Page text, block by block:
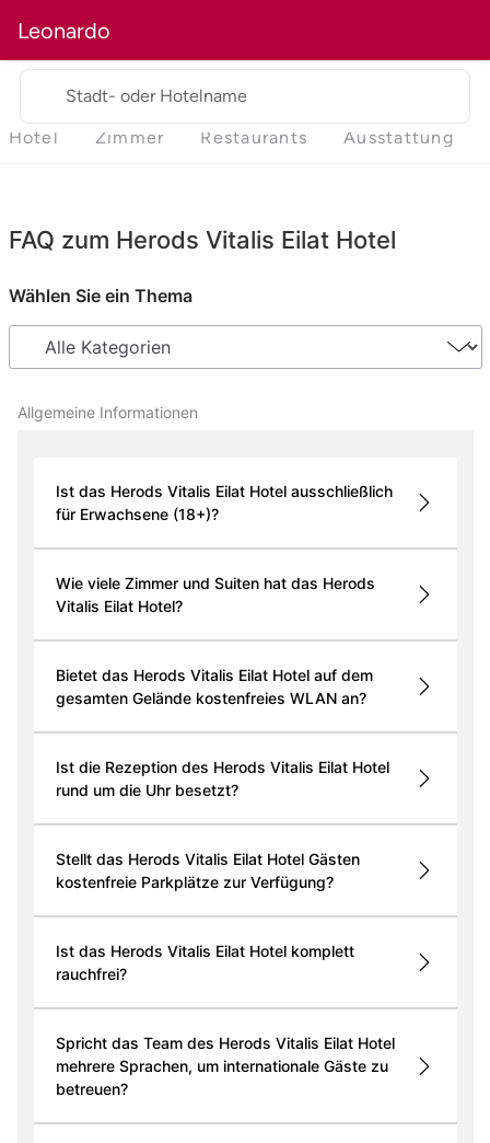
Leonardo
Stadt- oder Hotelname
Hotel Zimmer Restaurants Ausstattung
FAQ zum Herods Vitalis Eilat Hotel
Wählen Sie ein Thema
Allgemeine Informationen
Ist das Herods Vitalis Eilat Hotel ausschließlich
für Erwachsene (18+)?
Wie viele Zimmer und Suiten hat das Herods
Vitalis Eilat Hotel?
Bietet das Herods Vitalis Eilat Hotel auf dem
gesamten Gelände kostenfreies WLAN an?
Ist die Rezeption des Herods Vitalis Eilat Hotel
rund um die Uhr besetzt?
Stellt das Herods Vitalis Eilat Hotel Gästen
kostenfreie Parkplätze zur Verfügung?
Ist das Herods Vitalis Eilat Hotel komplett
rauchfrei?
Spricht das Team des Herods Vitalis Eilat Hotel
mehrere Sprachen, um internationale Gäste zu
betreuen?